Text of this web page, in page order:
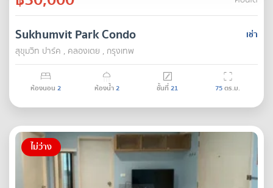
เช่า
Sukhumvit Park Condo
สุขุมวิท ปาร์ค , คลองเตย , กรุงเทพ
ห้องนอน 2 ห้องน้ำ2 ชั้นที่21 75ตร.ม.
ไม่ว่าง